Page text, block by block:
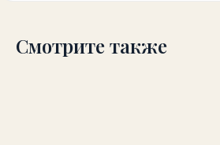
Смотрите также